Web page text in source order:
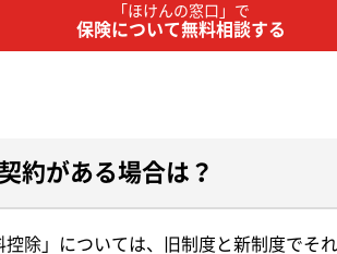
「ほけんの窓口」で
保険について無料相談する
約がある場合は？
控除」については、旧制度と新制度でそ